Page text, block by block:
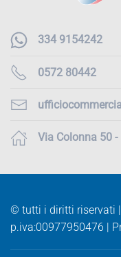
334 9154242
0572 80442
Via Colonna 50 -
© tutti i diritti riservati |
p.iva:00977950476 |